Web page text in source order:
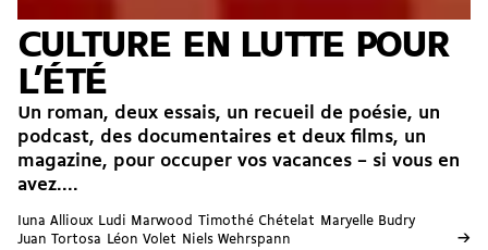
CULTURE EN LUTTE POUR
L’ÉTÉ
Un roman, deux essais, un recueil de poésie, un
podcast, des documentaires et deux films, un
magazine, pour occuper vos vacances – si vous en
avez....
Iuna Allioux Ludi Marwood Timothé Chételat
Maryelle Budry
Juan Tortosa
Léon Volet Niels Wehrspann →